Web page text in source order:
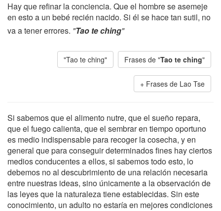
Hay que refinar la conciencia. Que el hombre se asemeje
en esto a un bebé recién nacido. Si él se hace tan sutil, no
va a tener errores. "Tao te ching"
"Tao te ching" Frases de "Tao te ching"
Frases de Lao Tse
Si sabemos que el alimento nutre, que el sueño repara,
que el fuego calienta, que el sembrar en tiempo oportuno
es medio indispensable para recoger la cosecha, y en
general que para conseguir determinados fines hay ciertos
medios conducentes a ellos, si sabemos todo esto, lo
debemos no al descubrimiento de una relación necesaria
entre nuestras ideas, sino únicamente a la observación de
las leyes que la naturaleza tiene establecidas. Sin este
conocimiento, un adulto no estaría en mejores condiciones